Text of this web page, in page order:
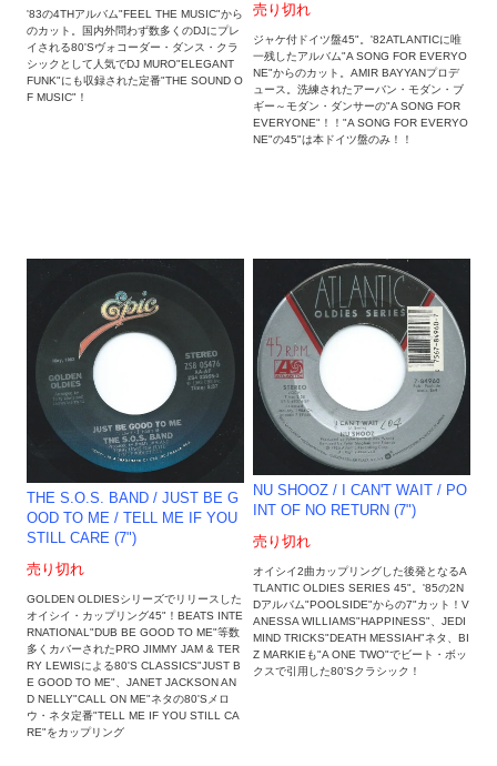
'83の4THアルバム"FEEL THE MUSIC"から
のカット。国内外問わず数多くのDJにプレ
イされる80'Sヴォコーダー・ダンス・クラ
シックとして人気でDJ MURO"ELEGANT
FUNK"にも収録された定番"THE SOUND O
F MUSIC"！
売り切れ
ジャケ付ドイツ盤45"。'82ATLANTICに唯
一残したアルバム"A SONG FOR EVERYO
NE"からのカット。AMIR BAYYANプロデ
ュース。洗練されたアーバン・モダン・ブ
ギー～モダン・ダンサーの"A SONG FOR
EVERYONE"！！"A SONG FOR EVERYO
NE"の45"は本ドイツ盤のみ！！
THE S.O.S. BAND / JUST BE G
OOD TO ME / TELL ME IF YOU
STILL CARE (7")
売り切れ
GOLDEN OLDIESシリーズでリリースした
オイシイ・カップリング45"！BEATS INTE
RNATIONAL"DUB BE GOOD TO ME"等数
多くカバーされたPRO JIMMY JAM & TER
RY LEWISによる80'S CLASSICS"JUST B
E GOOD TO ME"、JANET JACKSON AN
D NELLY"CALL ON ME"ネタの80'Sメロ
ウ・ネタ定番"TELL ME IF YOU STILL CA
RE"をカップリング
NU SHOOZ / I CAN'T WAIT / PO
INT OF NO RETURN (7")
売り切れ
オイシイ2曲カップリングした後発となるA
TLANTIC OLDIES SERIES 45"。'85の2N
Dアルバム"POOLSIDE"からの7"カット！V
ANESSA WILLIAMS"HAPPINESS"、JEDI
MIND TRICKS"DEATH MESSIAH"ネタ、BI
Z MARKIEも"A ONE TWO"でビート・ボッ
クスで引用した80'Sクラシック！